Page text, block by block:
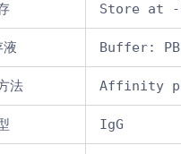
Store at -
液 Buffer:
法 Affinity
IgG